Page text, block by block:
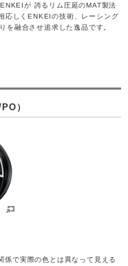
が 誇るリム圧延のMAT製法
応しくENKEIの技術、レーシング
を融合させ追求した逸品です。
）
で実際の色とは異なって見える